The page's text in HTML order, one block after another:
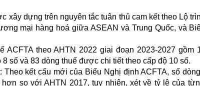
xây dựng trên nguyên tắc tuân thủ cam kết theo Lộ
mại hàng hoá giữa ASEAN và Trung Quốc, và
ACFTA theo AHTN 2022 giai đoạn 2023-2027 gồm
8 số và 83 dòng thuế được chi tiết theo cấp độ 10 số.
Theo kết cấu mới của Biểu Nghị định ACFTA, số
so với AHTN 2017, tuy nhiên, xét về tỷ lệ của